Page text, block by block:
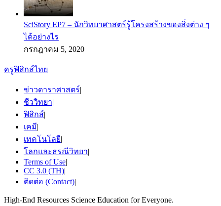
SciStory EP7 – นักวิทยาศาสตร์รู้โครงสร้างของสิ่งต่าง ๆ
ได้อย่างไร
กรกฎาคม 5, 2020
ครูฟิสิกส์ไทย
ข่าวดาราศาสตร์|
ชีววิทยา|
ฟิสิกส์|
เคมี|
เทคโนโลยี|
โลกและธรณีวิทยา|
Terms of Use|
CC 3.0 (TH)|
ติดต่อ (Contact)|
High-End Resources Science Education for Everyone.